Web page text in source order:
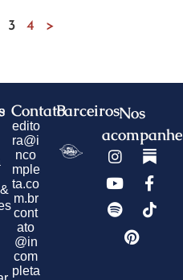
3 4 >
Contato
edito
ra@i
nco
mple
ta.co
m.br
cont
ato
@in
com
pleta
ParceirosNos